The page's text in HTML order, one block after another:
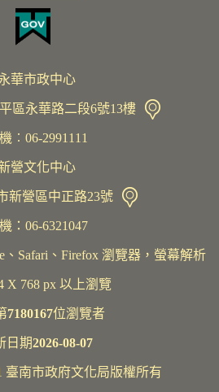
華市政中心
區永華路二段6號13樓
︰06-2991111
營文化中心
新營區中正路23號
：06-6321047
、Safari、Firefox 瀏覽器，螢幕解析
X 768 px 以上瀏覽
7180167位瀏覽者
日期2026-08-07
臺南市政府文化局版權所有